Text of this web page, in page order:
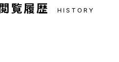
閲覧履歴 HISTORY